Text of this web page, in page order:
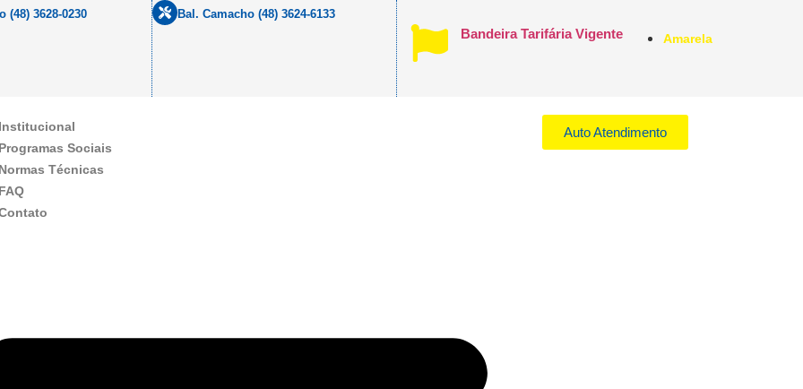
(48) 3628-0230 Bal. Camacho (48) 3624-6133
Bandeira Tarifária Vigente Amarela
Institucional
Programas Sociais
Normas Técnicas
FAQ
Auto Atendimento